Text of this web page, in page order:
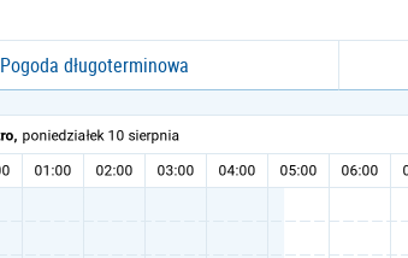
Pogoda długoterminowa